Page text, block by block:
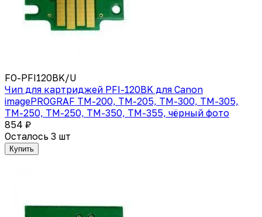
FO-PFI120BK/U
Чип для картриджей PFI-120BK для Canon
imagePROGRAF TM-200, TM-205, TM-300, TM-305,
TM-250, TM-250, TM-350, TM-355, чёрный фото
854 ₽
Осталось 3 шт
Купить